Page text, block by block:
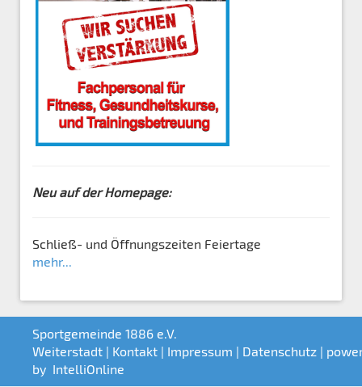
Neu auf der Homepage:
Schließ- und Öffnungszeiten Feiertage
mehr...
Sportgemeinde 1886 e.V.
Weiterstadt | Kontakt | Impressum | Datenschutz |
by IntelliOnline